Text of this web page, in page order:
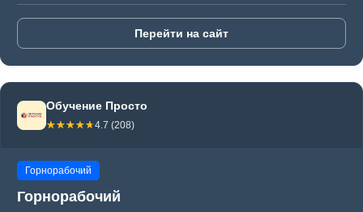
Перейти на сайт
Обучение Просто
☆☆☆☆☆
★★★★★4.7 (208)
Горнорабочий
Горнорабочий